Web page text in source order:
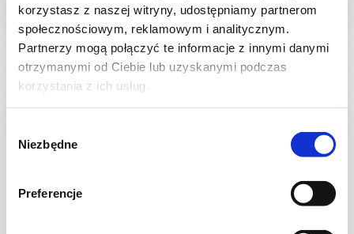
korzystasz z naszej witryny, udostępniamy partnerom
społecznościowym, reklamowym i analitycznym.
Partnerzy mogą połączyć te informacje z innymi danymi
otrzymanymi od Ciebie lub uzyskanymi podczas
korzystania z ich usług.
zgody
Niezbędne
Preferencje
1 godz. 3306 kcal 4